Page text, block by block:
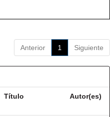
Anterior 1 Siguiente
Título Autor(es)